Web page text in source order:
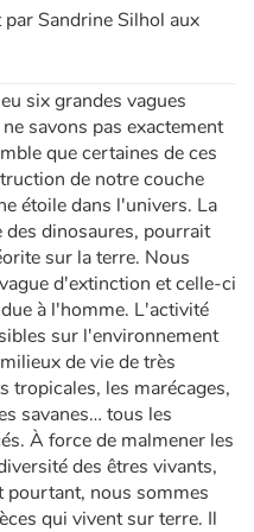
Sandrine Silhol aux
six grandes vagues
savons pas exactement
que certaines de ces
de notre couche
étoile dans l'univers. La
dinosaures, pourrait
sur la terre. Nous
d'extinction et celle-ci
à l'homme. L'activité
sur l'environnement
de vie de très
tropicales, les marécages,
savanes… tous les
À force de malmener les
des êtres vivants,
pourtant, nous sommes
qui vivent sur terre. Il